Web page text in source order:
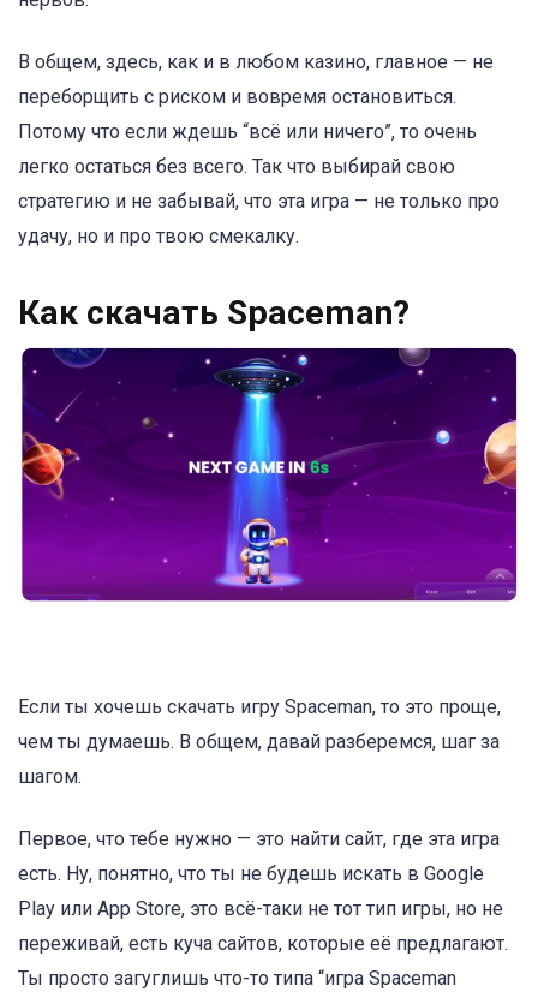
В общем, здесь, как и в любом казино, главное — не
переборщить с риском и вовремя остановиться.
Потому что если ждешь “всё или ничего”, то очень
легко остаться без всего. Так что выбирай свою
стратегию и не забывай, что эта игра — не только про
удачу, но и про твою смекалку.
Как скачать Spaceman?
Если ты хочешь скачать игру Spaceman, то это проще,
чем ты думаешь. В общем, давай разберемся, шаг за
шагом.
Первое, что тебе нужно — это найти сайт, где эта игра
есть. Ну, понятно, что ты не будешь искать в Google
Play или App Store, это всё-таки не тот тип игры, но не
переживай, есть куча сайтов, которые её предлагают.
Ты просто загуглишь что-то типа “игра Spaceman